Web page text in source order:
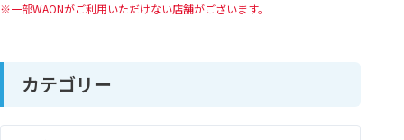
一部WAONがご利用いただけない店舗がございます。
カテゴリー